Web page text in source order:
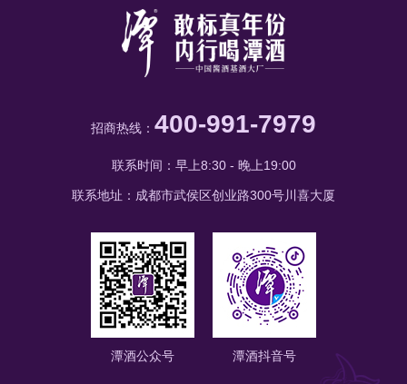
招商热线： 400-991-7979
联系时间：早上8:30 - 晚上19:00
联系地址：成都市武侯区创业路300号川喜大厦
潭酒公众号 潭酒抖音号